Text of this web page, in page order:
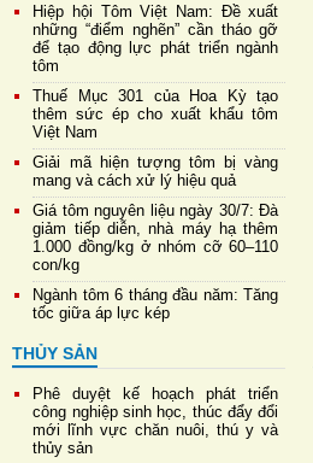
Hiệp hội Tôm Việt Nam: Đề xuất
những “điểm nghẽn” cần tháo gỡ
để tạo động lực phát triển ngành
tôm
Thuế Mục 301 của Hoa Kỳ tạo
thêm sức ép cho xuất khẩu tôm
Việt Nam
Giải mã hiện tượng tôm bị vàng
mang và cách xử lý hiệu quả
Giá tôm nguyên liệu ngày 30/7: Đà
giảm tiếp diễn, nhà máy hạ thêm
1.000 đồng/kg ở nhóm cỡ 60–110
con/kg
Ngành tôm 6 tháng đầu năm: Tăng
tốc giữa áp lực kép
THỦY SẢN
Phê duyệt kế hoạch phát triển
công nghiệp sinh học, thúc đẩy đổi
mới lĩnh vực chăn nuôi, thú y và
thủy sản